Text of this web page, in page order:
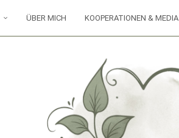
ÜBER MICH KOOPERATIONEN & MEDIA